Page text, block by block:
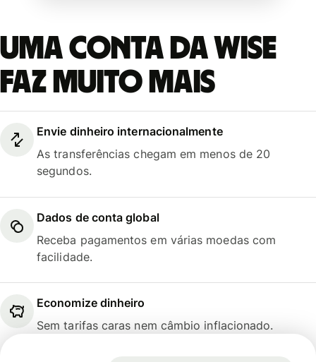
Uma conta da Wise
faz muito mais
Envie dinheiro internacionalmente
As transferências chegam em menos de 20
segundos.
Dados de conta global
Receba pagamentos em várias moedas com
facilidade.
Economize dinheiro
Sem tarifas caras nem câmbio inflacionado.